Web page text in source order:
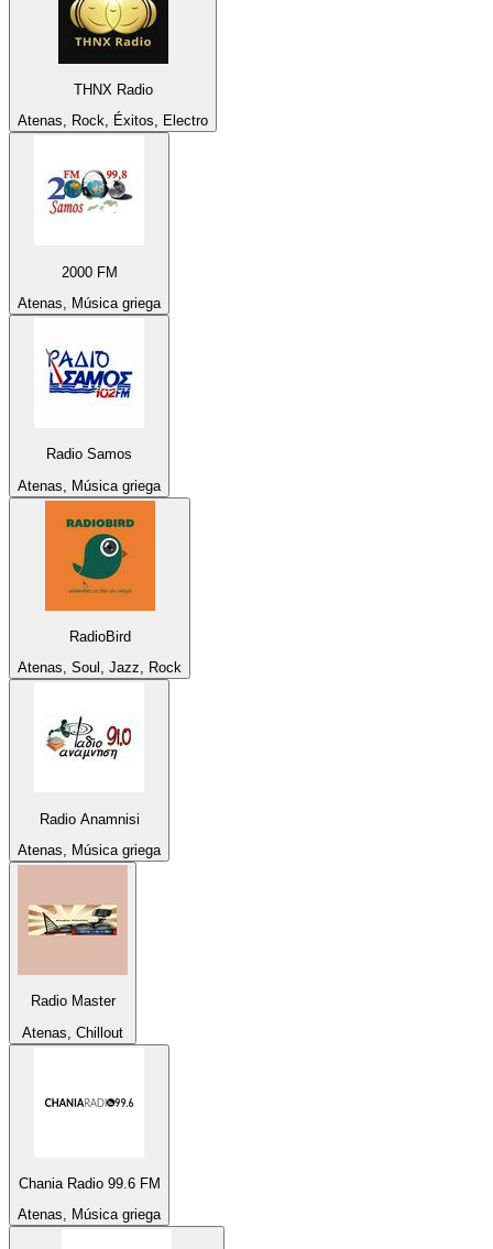
THNX Radio
Atenas, Rock, Éxitos, Electro
2000 FM
Atenas, Música griega
Radio Samos
Atenas, Música griega
RadioBird
Atenas, Soul, Jazz, Rock
Radio Anamnisi
Atenas, Música griega
Radio Master
Atenas, Chillout
Chania Radio 99.6 FM
Atenas, Música griega